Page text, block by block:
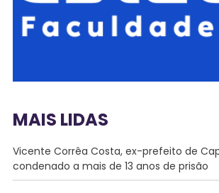
MAIS LIDAS
Vicente Corrêa Costa, ex-prefeito de
condenado a mais de 13 anos de prisão